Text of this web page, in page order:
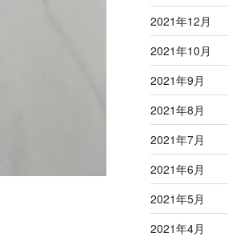
2021年12月
2021年10月
2021年9月
2021年8月
2021年7月
2021年6月
2021年5月
2021年4月